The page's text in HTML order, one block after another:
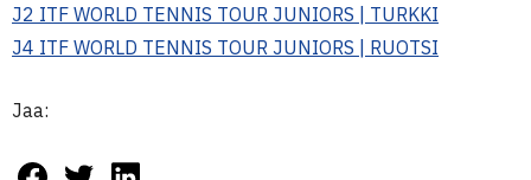
J2 ITF WORLD TENNIS TOUR JUNIORS | TURKKI
J4 ITF WORLD TENNIS TOUR JUNIORS | RUOTSI
Jaa: